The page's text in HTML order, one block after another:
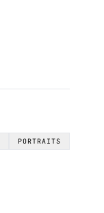
PORTRAITS